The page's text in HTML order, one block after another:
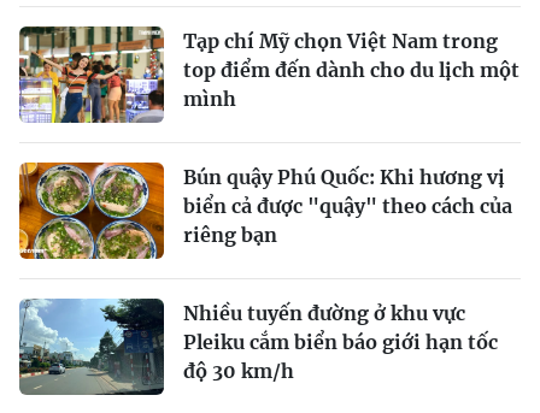
Tạp chí Mỹ chọn Việt Nam trong
top điểm đến dành cho du lịch một
mình
Bún quậy Phú Quốc: Khi hương vị
biển cả được "quậy" theo cách của
riêng bạn
Nhiều tuyến đường ở khu vực
Pleiku cắm biển báo giới hạn tốc
độ 30 km/h